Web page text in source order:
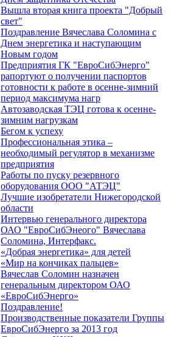
Вышла вторая книга проекта "Добрый
свет"
Поздравление Вячеслава Соломина с
Днем энергетика и наступающим
Новым годом
Предприятия ГК "ЕвроСибЭнерго"
рапортуют о получении паспортов
готовности к работе в осенне-зимний
период максимума нагр
Автозаводская ТЭЦ готова к осенне-
зимним нагрузкам
Бегом к успеху
Профессиональная этика –
необходимый регулятор в механизме
предприятия
Работы по пуску резервного
оборудования ООО "АТЭЦ"
Лучшие изобретатели Нижегородской
области
Интервью генерального директора
ОАО "ЕвроСибЭнеого" Вячеслава
Соломина, Интерфакс.
«Добрая энергетика» для детей
«Мир на кончиках пальцев»
Вячеслав Соломин назначен
генеральным директором ОАО
«ЕвроСибЭнерго»
Поздравление!
Производственные показатели Группы
ЕвроСибЭнерго за 2013 год